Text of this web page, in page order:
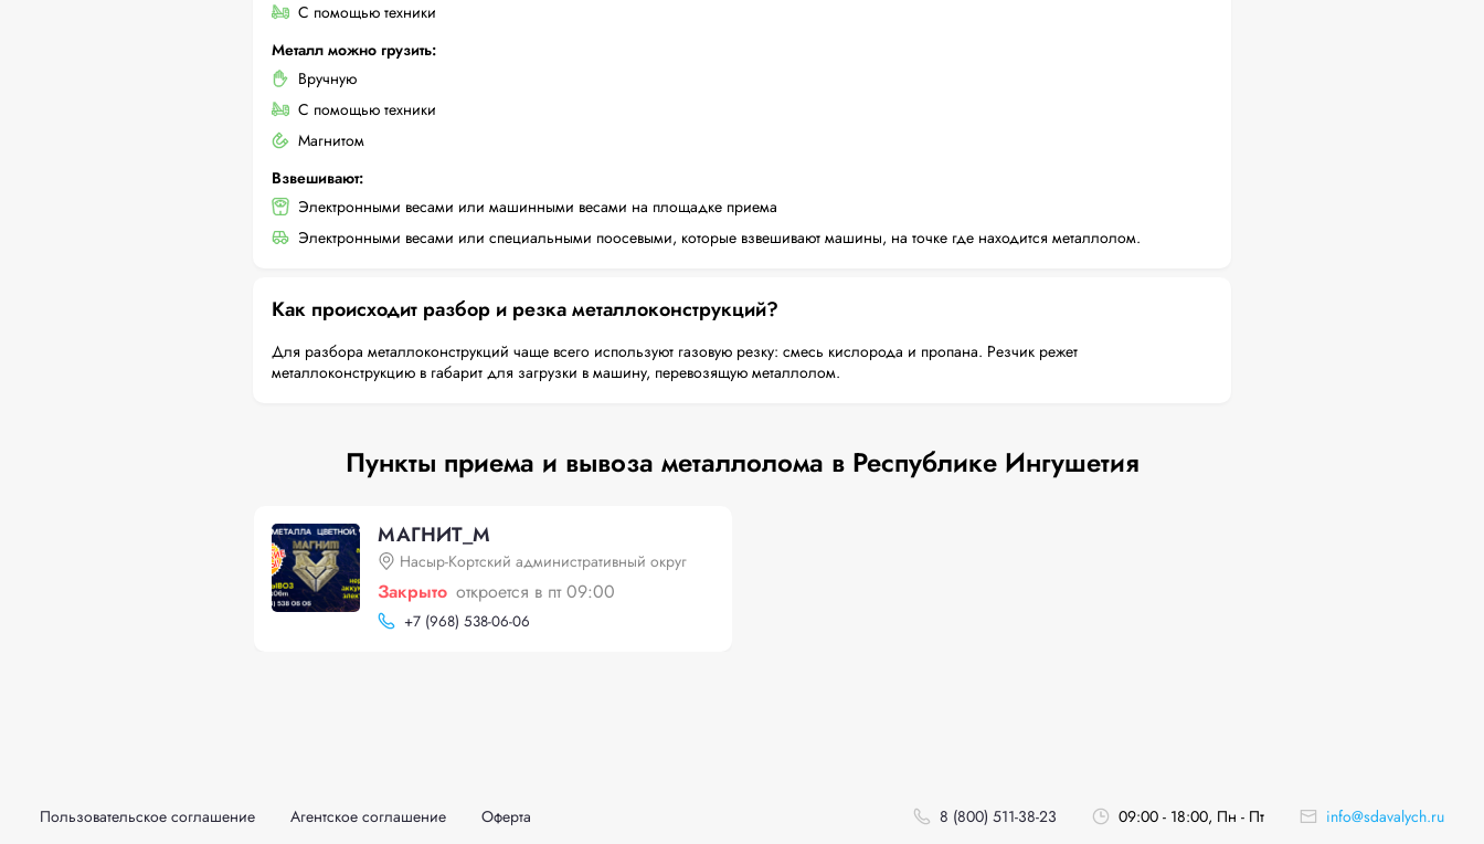
С помощью техники
Металл можно грузить:
Вручную
С помощью техники
Магнитом
Взвешивают:
Электронными весами или машинными весами на площадке приема
Электронными весами или специальными поосевыми, которые взвешивают машины, на точке где находится металлолом.
Как происходит разбор и резка металлоконструкций?
Для разбора металлоконструкций чаще всего используют газовую резку: смесь кислорода и пропана. Резчик режет
металлоконструкцию в габарит для загрузки в машину, перевозящую металлолом.
Пункты приема и вывоза металлолома в Республике Ингушетия
МАГНИТ_М
Насыр-Кортский административный округ
Закрыто откроется в пт 09:00
+7 (968) 538-06-06
Пользовательское соглашение Агентское соглашение Оферта 8 (800) 511-38-23 09:00 - 18:00, Пн - Пт info@sdavalych.ru